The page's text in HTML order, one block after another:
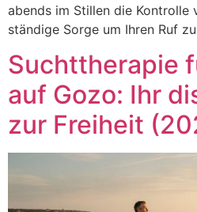
abends im Stillen die Kontrolle
ständige Sorge um Ihren Ruf
Suchttherapie
auf Gozo: Ihr
zur Freiheit